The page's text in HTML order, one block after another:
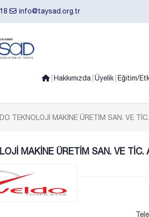
info@taysad.org.tr
Hakkımızda Üyelik Eğitim/
TEKNOLOJİ MAKİNE ÜRETİM SAN. VE TİC.
MAKİNE ÜRETİM SAN. VE TİC.